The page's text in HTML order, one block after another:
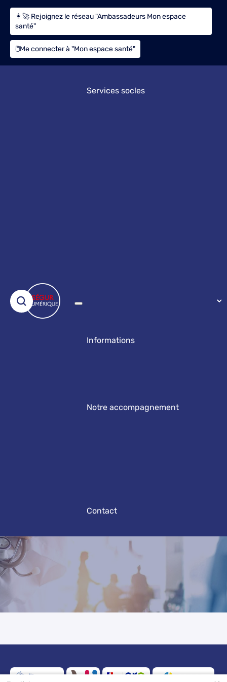
👩‍🚀 Rejoignez le réseau "Ambassadeurs Mon espace
santé"
🖱️Me connecter à "Mon espace santé"
Services socles
Informations
Notre accompagnement
Contact